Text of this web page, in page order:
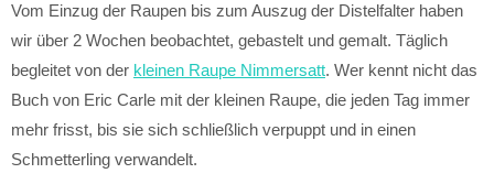
Vom Einzug der Raupen bis zum Auszug der Distelfalter haben
wir über 2 Wochen beobachtet, gebastelt und gemalt. Täglich
begleitet von der kleinen Raupe Nimmersatt. Wer kennt nicht das
Buch von Eric Carle mit der kleinen Raupe, die jeden Tag immer
mehr frisst, bis sie sich schließlich verpuppt und in einen
Schmetterling verwandelt.